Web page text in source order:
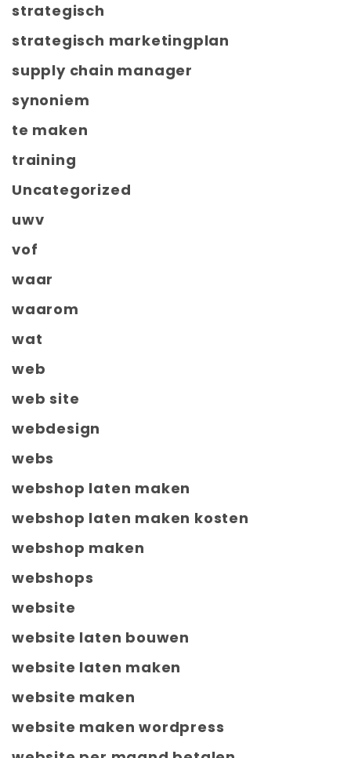
strategisch
strategisch marketingplan
supply chain manager
synoniem
te maken
training
Uncategorized
uwv
vof
waar
waarom
wat
web
web site
webdesign
webs
webshop laten maken
webshop laten maken kosten
webshop maken
webshops
website
website laten bouwen
website laten maken
website maken
website maken wordpress